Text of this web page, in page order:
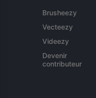
Brusheezy
Vecteezy
Videezy
Devenir
contributeur